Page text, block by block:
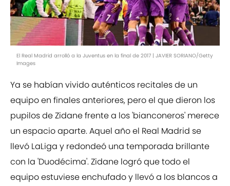
El Real Madrid arrolló a la Juventus en la final de 2017 | JAVIER SORIANO/Getty
Images
Ya se habían vivido auténticos recitales de un
equipo en finales anteriores, pero el que dieron los
pupilos de Zidane frente a los 'bianconeros' merece
un espacio aparte. Aquel año el Real Madrid se
llevó LaLiga y redondeó una temporada brillante
con la 'Duodécima'. Zidane logró que todo el
equipo estuviese enchufado y llevó a los blancos a